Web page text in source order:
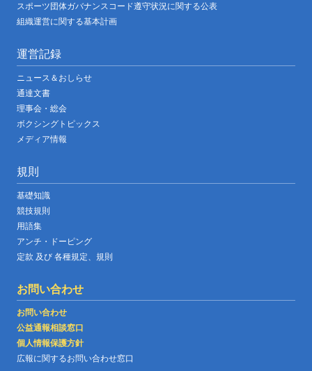
スポーツ団体ガバナンスコード遵守状況に関する公表
組織運営に関する基本計画
運営記録
ニュース＆おしらせ
通達文書
理事会・総会
ボクシングトピックス
メディア情報
規則
基礎知識
競技規則
用語集
アンチ・ドーピング
定款 及び 各種規定、規則
お問い合わせ
お問い合わせ
公益通報相談窓口
個人情報保護方針
広報に関するお問い合わせ窓口